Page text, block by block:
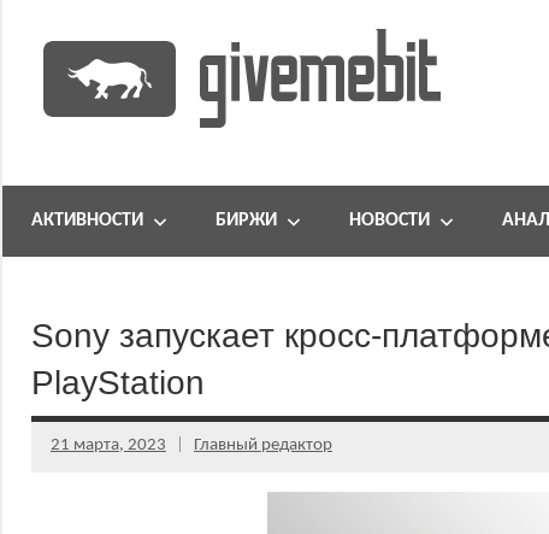
содержимому
GiveMeBit.com
портал
АКТИВНОСТИ БИРЖИ НОВОСТИ
Sony запускает кросс-
PlayStation
21 марта, 2023 Главный редактор